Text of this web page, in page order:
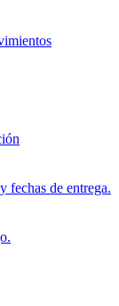
fechas de entrega.